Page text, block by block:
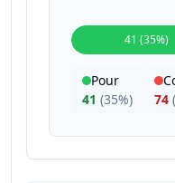
41 (35%)
Pour
41 (35%)
74 (